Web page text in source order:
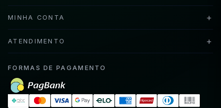
MINHA CONTA +
ATENDIMENTO +
FORMAS DE PAGAMENTO